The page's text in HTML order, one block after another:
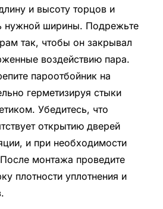
и высоту торцов и
нужной ширины. Подрежьте
так, чтобы он закрывал
воздействию пара.
пароотбойник на
герметизируя стыки
Убедитесь, что
открытию дверей
и при необходимости
монтажа проведите
плотности уплотнения и